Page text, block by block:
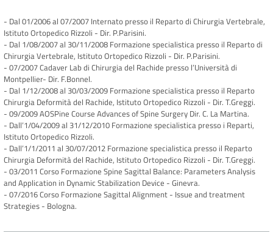
- Dal 01/2006 al 07/2007 Internato presso il Reparto di Chirurgia Vertebrale,
Istituto Ortopedico Rizzoli - Dir. P.Parisini.
- Dal 1/08/2007 al 30/11/2008 Formazione specialistica presso il Reparto di
Chirurgia Vertebrale, Istituto Ortopedico Rizzoli - Dir. P.Parisini.
- 07/2007 Cadaver Lab di Chirurgia del Rachide presso l’Università di
Montpellier- Dir. F.Bonnel.
- Dal 1/12/2008 al 30/03/2009 Formazione specialistica presso il Reparto
Chirurgia Deformità del Rachide, Istituto Ortopedico Rizzoli - Dir. T.Greggi.
- 09/2009 AOSPine Course Advances of Spine Surgery Dir. C. La Martina.
- Dall’1/04/2009 al 31/12/2010 Formazione specialistica presso i Reparti,
Istituto Ortopedico Rizzoli.
- Dall’1/1/2011 al 30/07/2012 Formazione specialistica presso il Reparto
Chirurgia Deformità del Rachide, Istituto Ortopedico Rizzoli - Dir. T.Greggi.
- 03/2011 Corso Formazione Spine Sagittal Balance: Parameters Analysis
and Application in Dynamic Stabilization Device - Ginevra.
- 07/2016 Corso Formazione Sagittal Alignment - Issue and treatment
Strategies - Bologna.